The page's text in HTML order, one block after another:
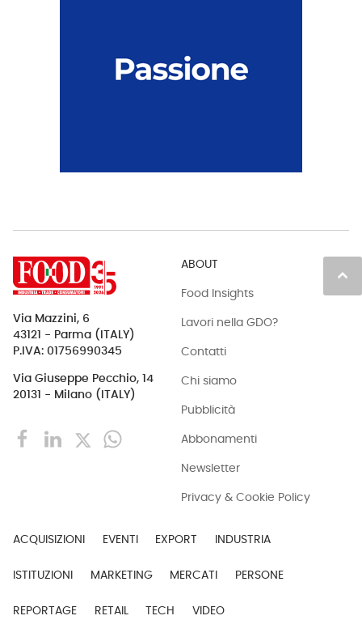
keyboard_arrow_up
Via Mazzini, 6
43121 - Parma (ITALY)
P.IVA: 01756990345
Via Giuseppe Pecchio, 14
20131 - Milano (ITALY)
ABOUT
Food Insights
Lavori nella GDO?
Contatti
Chi siamo
Pubblicità
Abbonamenti
Newsletter
Privacy & Cookie Policy
ACQUISIZIONI EVENTI EXPORT INDUSTRIA
ISTITUZIONI MARKETING MERCATI PERSONE
REPORTAGE RETAIL TECH VIDEO